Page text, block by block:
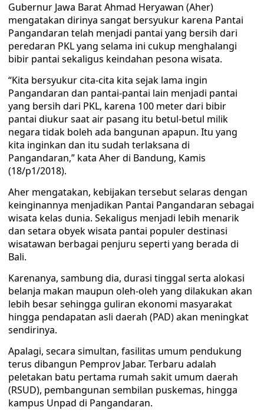
Gubernur Jawa Barat Ahmad Heryawan (Aher)
mengatakan dirinya sangat bersyukur karena Pantai
Pangandaran telah menjadi pantai yang bersih dari
peredaran PKL yang selama ini cukup menghalangi
bibir pantai sekaligus keindahan pesona wisata.
“Kita bersyukur cita-cita kita sejak lama ingin
Pangandaran dan pantai-pantai lain menjadi pantai
yang bersih dari PKL, karena 100 meter dari bibir
pantai diukur saat air pasang itu betul-betul milik
negara tidak boleh ada bangunan apapun. Itu yang
kita inginkan dan itu sudah terlaksana di
Pangandaran,” kata Aher di Bandung, Kamis
(18/p1/2018).
Aher mengatakan, kebijakan tersebut selaras dengan
keinginannya menjadikan Pantai Pangandaran sebagai
wisata kelas dunia. Sekaligus menjadi lebih menarik
dan setara obyek wisata pantai populer destinasi
wisatawan berbagai penjuru seperti yang berada di
Bali.
Karenanya, sambung dia, durasi tinggal serta alokasi
belanja makan maupun oleh-oleh yang dilakukan akan
lebih besar sehingga guliran ekonomi masyarakat
hingga pendapatan asli daerah (PAD) akan meningkat
sendirinya.
Apalagi, secara simultan, fasilitas umum pendukung
terus dibangun Pemprov Jabar. Terbaru adalah
peletakan batu pertama rumah sakit umum daerah
(RSUD), pembangunan sembilan puskemas, hingga
kampus Unpad di Pangandaran.